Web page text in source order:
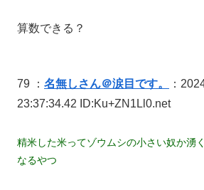
算数できる？
79 ： 名無しさん＠涙目です。
：
23:37:34.42 ID:Ku+ZN1Ll0.net
精米した米ってゾウムシの小さい奴か湧
なるやつ